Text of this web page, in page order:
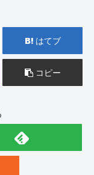
はてブ
コピー